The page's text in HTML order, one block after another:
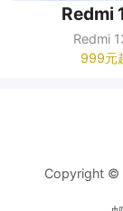
Redmi
Redmi
999元
Copyright ©